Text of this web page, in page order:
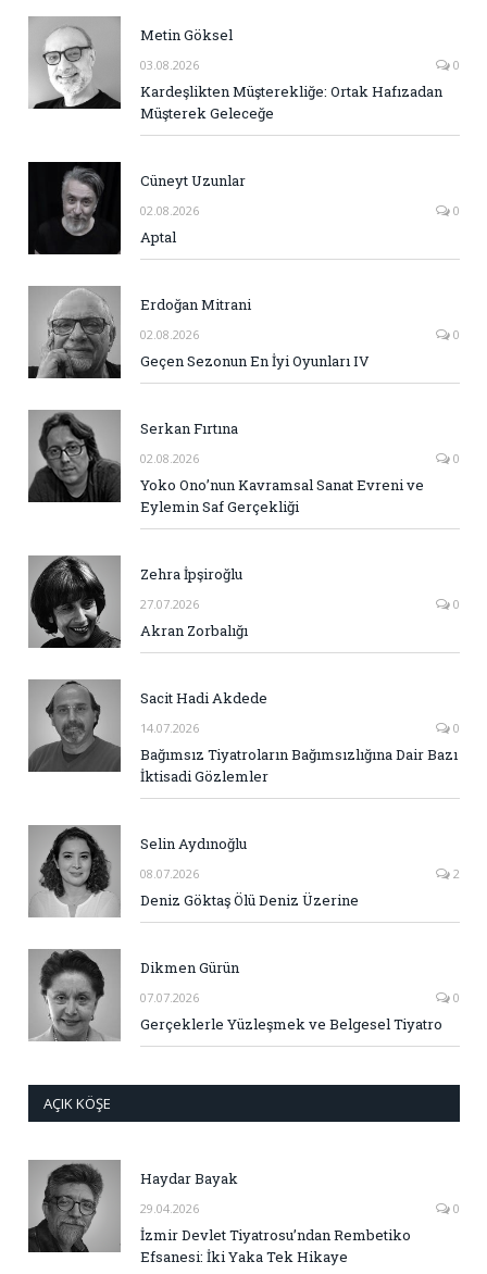
Metin Göksel
03.08.2026 0
Kardeşlikten Müşterekliğe: Ortak Hafızadan
Müşterek Geleceğe
Cüneyt Uzunlar
02.08.2026 0
Aptal
Erdoğan Mitrani
02.08.2026 0
Geçen Sezonun En İyi Oyunları IV
Serkan Fırtına
02.08.2026 0
Yoko Ono’nun Kavramsal Sanat Evreni ve
Eylemin Saf Gerçekliği
Zehra İpşiroğlu
27.07.2026 0
Akran Zorbalığı
Sacit Hadi Akdede
14.07.2026 0
Bağımsız Tiyatroların Bağımsızlığına Dair Bazı
İktisadi Gözlemler
Selin Aydınoğlu
08.07.2026 2
Deniz Göktaş Ölü Deniz Üzerine
Dikmen Gürün
07.07.2026 0
Gerçeklerle Yüzleşmek ve Belgesel Tiyatro
AÇIK KÖŞE
Haydar Bayak
29.04.2026 0
İzmir Devlet Tiyatrosu’ndan Rembetiko
Efsanesi: İki Yaka Tek Hikaye